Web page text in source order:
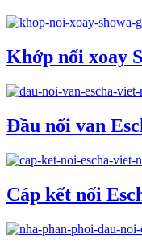
Khớp nối xoay
Đầu nối van
Cáp kết nối